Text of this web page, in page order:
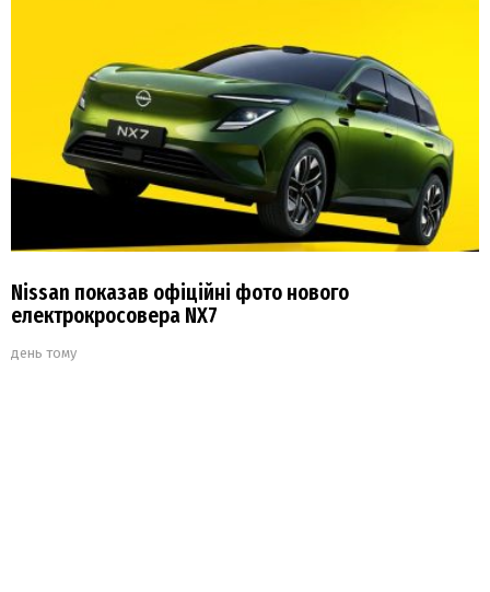
Nissan показав офіційні фото нового
електрокросовера NX7
день тому